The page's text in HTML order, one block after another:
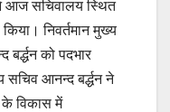
आज सचिवालय स्थित
निवर्तमान मुख्य
को पदभार
आनन्द बर्द्धन ने
के विकास में